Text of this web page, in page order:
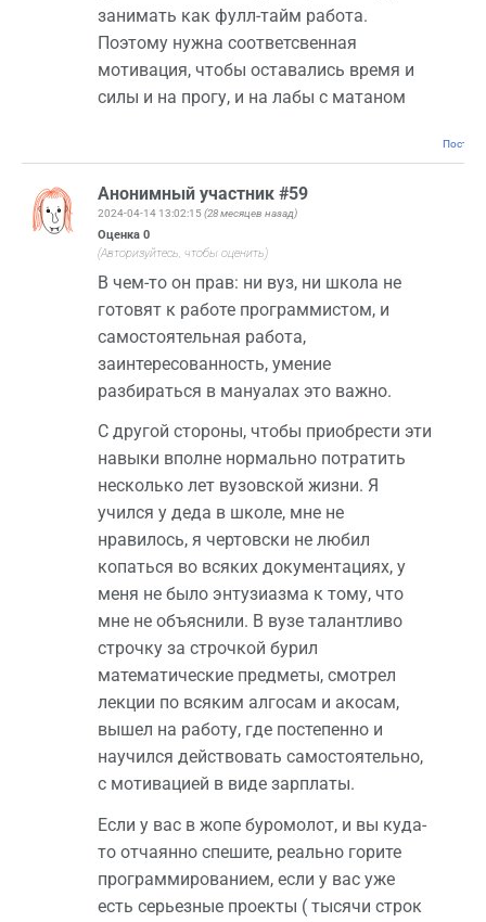
занимать как фулл-тайм работа.
Поэтому нужна соответсвенная
мотивация, чтобы оставались время и
силы и на прогу, и на лабы с матаном
Анонимный участник #59
2024-04-14 13:02:15 (28 месяцев назад)
Оценка 0
(Авторизуйтесь, чтобы оценить)
В чем-то он прав: ни вуз, ни школа не
готовят к работе программистом, и
самостоятельная работа,
заинтересованность, умение
разбираться в мануалах это важно.
С другой стороны, чтобы приобрести эти
навыки вполне нормально потратить
несколько лет вузовской жизни. Я
учился у деда в школе, мне не
нравилось, я чертовски не любил
копаться во всяких документациях, у
меня не было энтузиазма к тому, что
мне не объяснили. В вузе талантливо
строчку за строчкой бурил
математические предметы, смотрел
лекции по всяким алгосам и акосам,
вышел на работу, где постепенно и
научился действовать самостоятельно,
с мотивацией в виде зарплаты.
Если у вас в жопе буромолот, и вы куда-
то отчаянно спешите, реально горите
программированием, если у вас уже
есть серьезные проекты ( тысячи строк